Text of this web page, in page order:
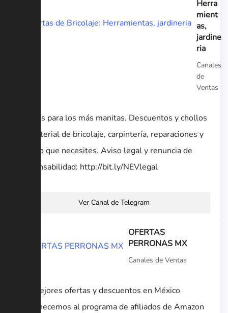
Herra
mient
as,
jardine
ria
Canales
de
Ventas
Ofertas para los más manitas. Descuentos y chollos
en material de bricolaje, carpintería, reparaciones y
todo lo que necesites. Aviso legal y renuncia de
responsabilidad: http://bit.ly/NEVlegal
Ver Canal de Telegram
OFERTAS
PERRONAS MX
Canales de Ventas
Las mejores ofertas y descuentos en México
Pertenecemos al programa de afiliados de Amazon